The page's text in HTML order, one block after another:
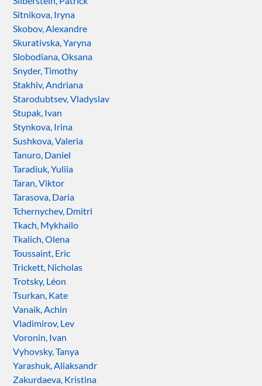
Sitnikova, Iryna
Skobov, Alexandre
Skurativska, Yaryna
Slobodiana, Oksana
Snyder, Timothy
Stakhiv, Andriana
Starodubtsev, Vladyslav
Stupak, Ivan
Stynkova, Irina
Sushkova, Valeria
Tanuro, Daniel
Taradiuk, Yuliia
Taran, Viktor
Tarasova, Daria
Tchernychev, Dmitri
Tkach, Mykhailo
Tkalich, Olena
Toussaint, Eric
Trickett, Nicholas
Trotsky, Léon
Tsurkan, Kate
Vanaik, Achin
Vladimirov, Lev
Voronin, Ivan
Vyhovsky, Tanya
Yarashuk, Aliaksandr
Zakurdaeva, Kristina